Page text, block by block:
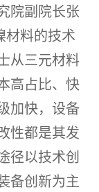
院副院长张
材料的技术
从三元材料
高占比、快
加快，设备
性都是其发
径以技术创
备创新为主